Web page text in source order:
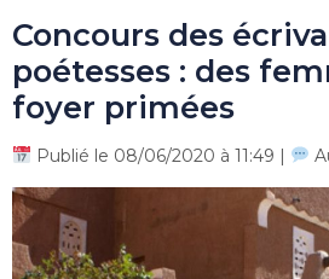
Concours des
poétesses : des
foyer primées
Publié le 08/06/2020 à 11:49 |